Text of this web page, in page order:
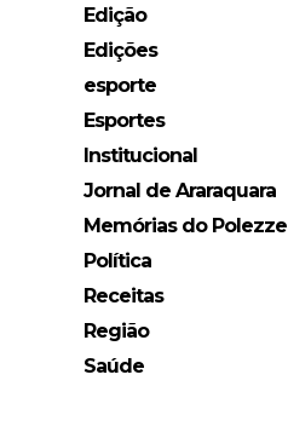
Edição
Edições
esporte
Esportes
Institucional
Jornal de Araraquara
Memórias do Polezze
Política
Receitas
Região
Saúde